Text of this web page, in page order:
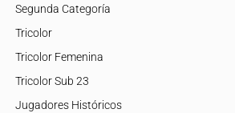
Segunda Categoría
Tricolor
Tricolor Femenina
Tricolor Sub 23
Jugadores Históricos